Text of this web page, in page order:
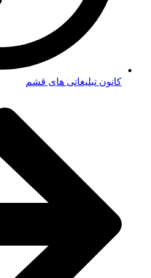
کانون تبلیغاتی های قشم